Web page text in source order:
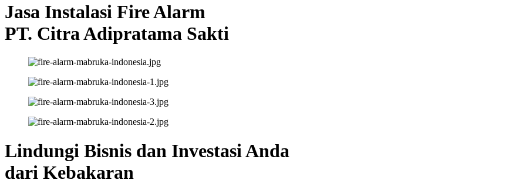
Jasa Instalasi Fire Alarm
PT. Citra Adipratama Sakti
Lindungi Bisnis dan Investasi Anda
dari Kebakaran